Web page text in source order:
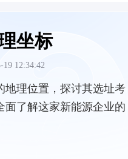
坐标
19 12:34:42
地理位置，探讨其选址考
面了解这家新能源企业的